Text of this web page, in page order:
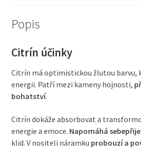
Popis
Citrín účinky
Citrín má optimistickou žlutou barvu,
energii. Patří mezi kameny hojnosti,
bohatství.
Citrín dokáže absorbovat a
energie a emoce. Napomáhá
klid. V nositeli náramku probouzí a